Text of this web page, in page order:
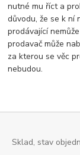
nutné mu říct a
důvodu, že se k ní
prodávající
prodavač může
za kterou se věc
nebudou.
Sklad, stav